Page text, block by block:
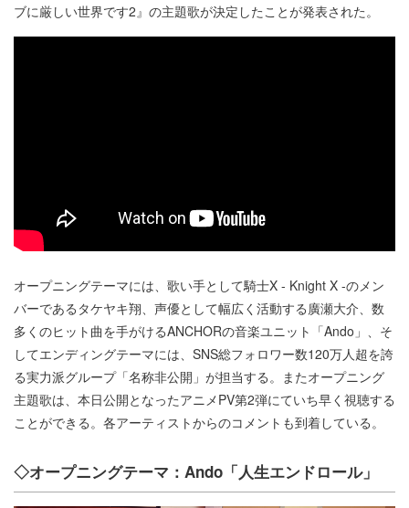
ブに厳しい世界です2』の主題歌が決定したことが発表された。
オープニングテーマには、歌い手として騎士X - Knight X -のメン
バーであるタケヤキ翔、声優として幅広く活動する廣瀬大介、数
多くのヒット曲を手がけるANCHORの音楽ユニット「Ando」、そ
してエンディングテーマには、SNS総フォロワー数120万人超を誇
る実力派グループ「名称非公開」が担当する。またオープニング
主題歌は、本日公開となったアニメPV第2弾にていち早く視聴する
ことができる。各アーティストからのコメントも到着している。
◇オープニングテーマ：Ando「人生エンドロール」